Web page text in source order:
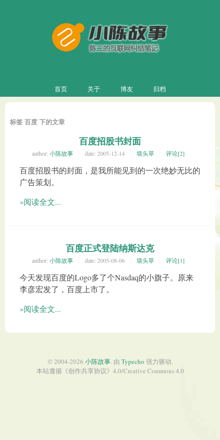
首页 关于 博友 归档
标签 百度 下的文章
百度招股书封面
author: 小陈故事 date: 2005-12-14 墙头草 评论[2]
百度招股书的封面，是我所能见到的一次绝妙无比的
广告策划。
»阅读全文...
百度正式登陆纳斯达克
author: 小陈故事 date: 2005-08-06 墙头草 评论[1]
今天发现百度的Logo多了个Nasdaq的小旗子。原来
李彦宏发了，百度上市了。
»阅读全文...
© 2004-2026 小陈故事. 由 Typecho 强力驱动.
本站遵循《创作共享协议》4.0/Creative Commons 4.0